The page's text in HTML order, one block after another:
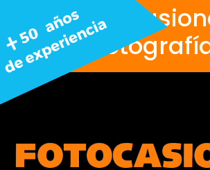
Nos